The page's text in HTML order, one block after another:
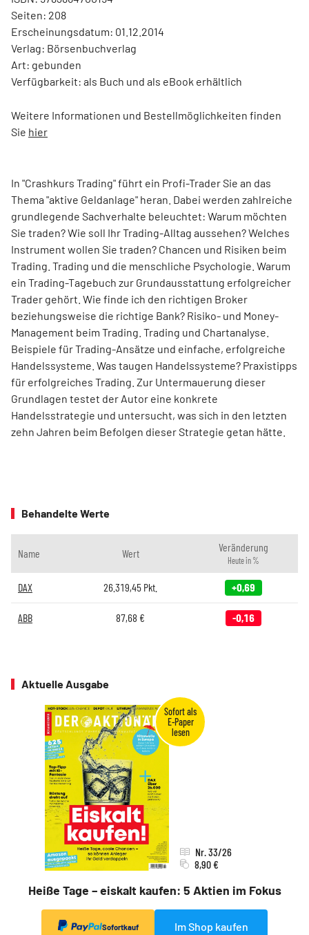
Seiten: 208
Erscheinungsdatum: 01.12.2014
Verlag: Börsenbuchverlag
Art: gebunden
Verfügbarkeit: als Buch und als eBook erhältlich
Weitere Informationen und Bestellmöglichkeiten finden
Sie hier
In "Crashkurs Trading" führt ein Profi-Trader Sie an das
Thema "aktive Geldanlage" heran. Dabei werden zahlreiche
grundlegende Sachverhalte beleuchtet: Warum möchten
Sie traden? Wie soll Ihr Trading-Alltag aussehen? Welches
Instrument wollen Sie traden? Chancen und Risiken beim
Trading. Trading und die menschliche Psychologie. Warum
ein Trading-Tagebuch zur Grundausstattung erfolgreicher
Trader gehört. Wie finde ich den richtigen Broker
beziehungsweise die richtige Bank? Risiko- und Money-
Management beim Trading. Trading und Chartanalyse.
Beispiele für Trading-Ansätze und einfache, erfolgreiche
Handelssysteme. Was taugen Handelssysteme? Praxistipps
für erfolgreiches Trading. Zur Untermauerung dieser
Grundlagen testet der Autor eine konkrete
Handelsstrategie und untersucht, was sich in den letzten
zehn Jahren beim Befolgen dieser Strategie getan hätte.
Behandelte Werte
Name Wert Veränderung
Heute in %
DAX 26.319,45 Pkt. +0,69
ABB 87,68 € -0,16
Aktuelle Ausgabe
Heiße Tage – eiskalt kaufen: 5 Aktien im Fokus
Nr. 33/26
8,90 €
Sofortkauf Im Shop kaufen